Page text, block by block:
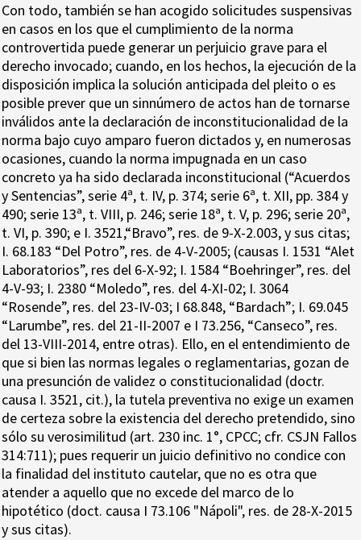
Con todo, también se han acogido solicitudes suspensivas
en casos en los que el cumplimiento de la norma
controvertida puede generar un perjuicio grave para el
derecho invocado; cuando, en los hechos, la ejecución de la
disposición implica la solución anticipada del pleito o es
posible prever que un sinnúmero de actos han de tornarse
inválidos ante la declaración de inconstitucionalidad de la
norma bajo cuyo amparo fueron dictados y, en numerosas
ocasiones, cuando la norma impugnada en un caso
concreto ya ha sido declarada inconstitucional (“Acuerdos
y Sentencias”, serie 4ª, t. IV, p. 374; serie 6ª, t. XII, pp. 384 y
490; serie 13ª, t. VIII, p. 246; serie 18ª, t. V, p. 296; serie 20ª,
t. VI, p. 390; e I. 3521,“Bravo”, res. de 9-X-2.003, y sus citas;
I. 68.183 “Del Potro”, res. de 4-V-2005; (causas I. 1531 “Alet
Laboratorios”, res del 6-X-92; I. 1584 “Boehringer”, res. del
4-V-93; I. 2380 “Moledo”, res. del 4-XI-02; I. 3064
“Rosende”, res. del 23-IV-03; I 68.848, “Bardach”; I. 69.045
“Larumbe”, res. del 21-II-2007 e I 73.256, “Canseco”, res.
del 13-VIII-2014, entre otras). Ello, en el entendimiento de
que si bien las normas legales o reglamentarias, gozan de
una presunción de validez o constitucionalidad (doctr.
causa I. 3521, cit.), la tutela preventiva no exige un examen
de certeza sobre la existencia del derecho pretendido, sino
sólo su verosimilitud (art. 230 inc. 1°, CPCC; cfr. CSJN Fallos
314:711); pues requerir un juicio definitivo no condice con
la finalidad del instituto cautelar, que no es otra que
atender a aquello que no excede del marco de lo
hipotético (doct. causa I 73.106 "Nápoli", res. de 28-X-2015
y sus citas).